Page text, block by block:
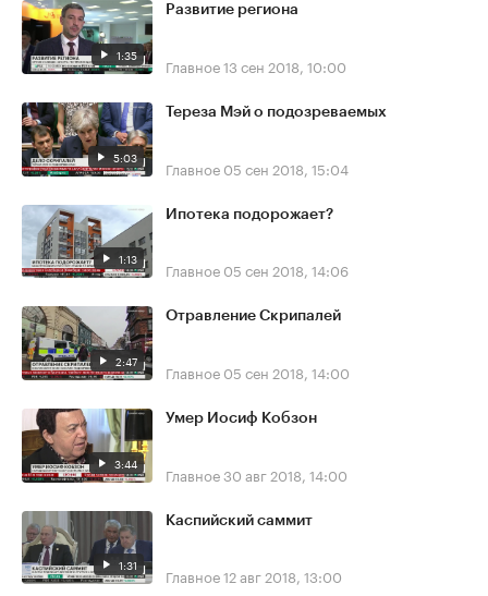
1:35
Развитие региона
Главное13 сен 2018, 10:00
5:03
Тереза Мэй о подозреваемых
Главное 05 сен 2018, 15:04
1:13
Ипотека подорожает?
Главное 05 сен 2018, 14:06
2:47
Отравление Скрипалей
Главное 05 сен 2018, 14:00
3:44
Умер Иосиф Кобзон
Главное30 авг 2018, 14:00
1:31
Каспийский саммит
Главное12 авг 2018, 13:00